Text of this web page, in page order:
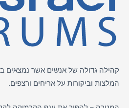
קהילה גדולה של אנשים אשר נמצאים
המלצות וביקורות על אריחים ורצפים.